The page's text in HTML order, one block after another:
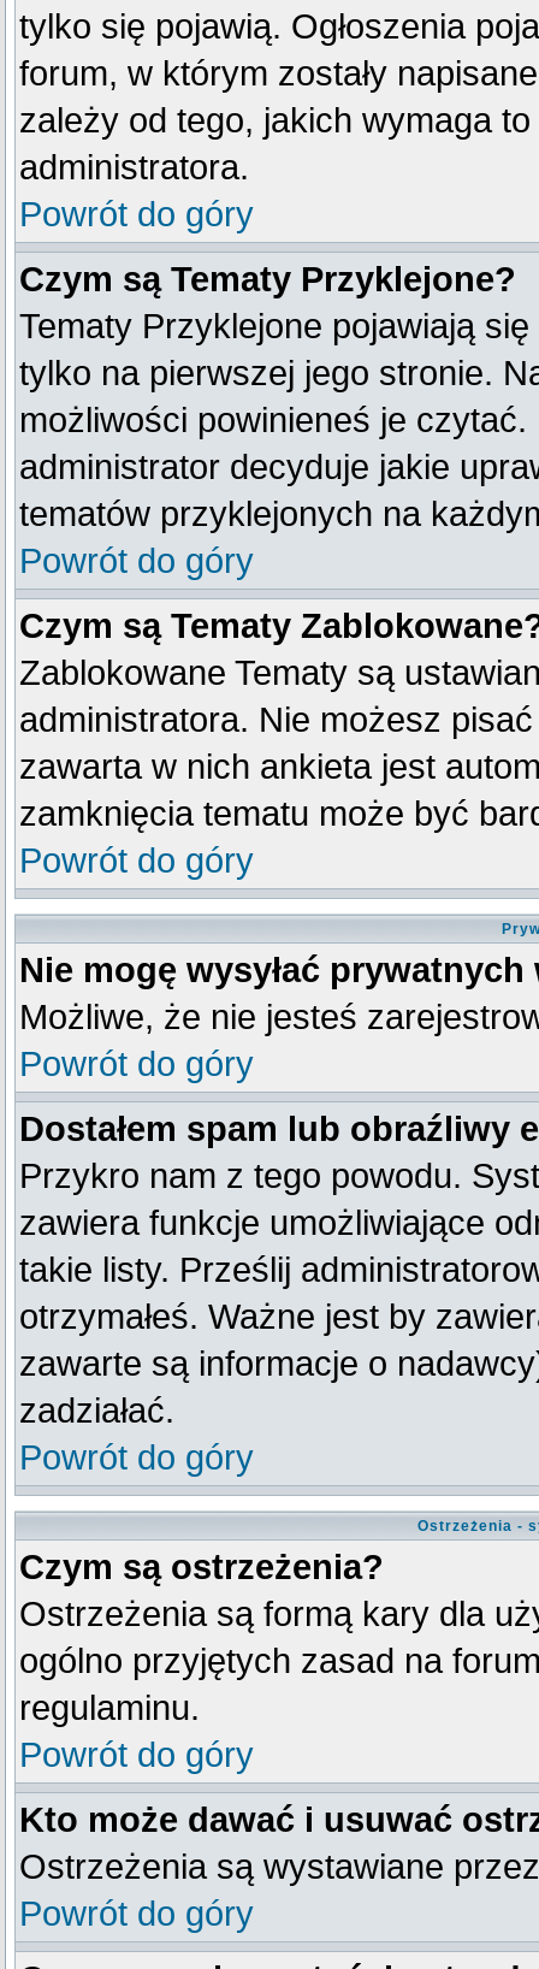
tylko się pojawią. Ogłoszenia
forum, w którym zostały
zależy od tego, jakich wymaga
administratora.
Powrót do góry
Czym są Tematy Przyklejone?
Tematy Przyklejone pojawiają
tylko na pierwszej jego stronie.
możliwości powinieneś je czytać.
administrator decyduje jakie
tematów przyklejonych na
Powrót do góry
Czym są Tematy
Zablokowane Tematy są
administratora. Nie możesz
zawarta w nich ankieta jest
zamknięcia tematu może być
Powrót do góry
Nie mogę wysyłać
Możliwe, że nie jesteś
Powrót do góry
Dostałem spam lub obraźliwy
Przykro nam z tego powodu.
zawiera funkcje umożliwiające
takie listy. Prześlij
otrzymałeś. Ważne jest by
zawarte są informacje o
zadziałać.
Powrót do góry
Ostrzeżenia -
Czym są ostrzeżenia?
Ostrzeżenia są formą kary dla
ogólno przyjętych zasad na
regulaminu.
Powrót do góry
Kto może dawać i usuwać
Ostrzeżenia są wystawiane
Powrót do góry